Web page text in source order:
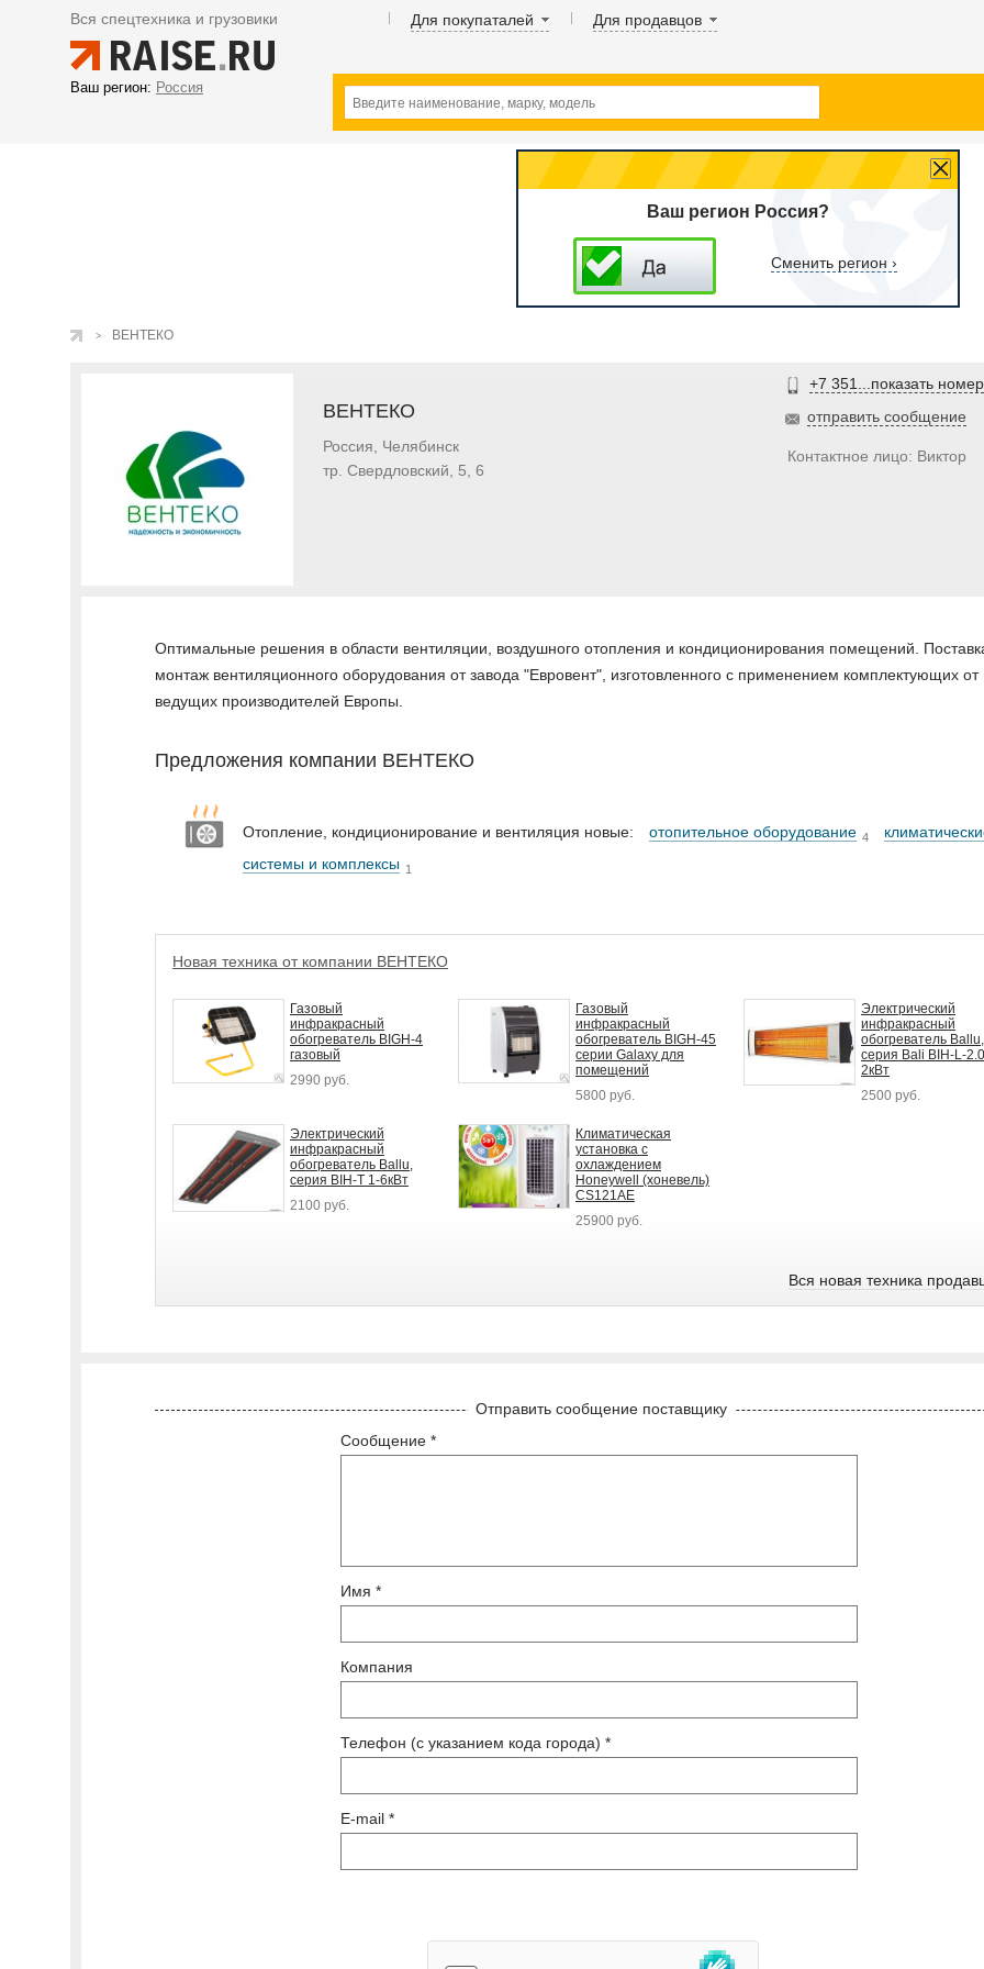
Вся спецтехника и грузовики Для покупаталей Для продавцов
Ваш регион: Россия
Ваш регион Россия?
Сменить регион ›
ВЕНТЕКО
ВЕНТЕКО
Россия, Челябинск
тр. Свердловский, 5, 6
+7 351...показать номер
отправить сообщение
Контактное лицо: Виктор
Оптимальные решения в области вентиляции, воздушного отопления и кондиционирования помещений.
монтаж вентиляционного оборудования от завода "Евровент", изготовленного с применением комплектующих от
ведущих производителей Европы.
Предложения компании ВЕНТЕКО
Отопление, кондиционирование и вентиляция новые: отопительное оборудование 4
системы и комплексы 1
Новая техника от компании ВЕНТЕКО
Газовый
инфракрасный
обогреватель BIGH-4
газовый
2990 руб.
Газовый
инфракрасный
обогреватель BIGH-45
серии Galaxy для
помещений
5800 руб.
Электрический
инфракрасный
обогреватель Ballu,
серия Bali BIH-L-2.0
2кВт
2500 руб.
Электрический
инфракрасный
обогреватель Ballu,
серия BIH-T 1-6кВт
2100 руб.
Климатическая
установка с
охлаждением
Honeywell (хоневель)
CS121AE
25900 руб.
Вся новая техника
Отправить сообщение поставщику
Сообщение *
Имя *
Компания
Телефон (с указанием кода города) *
E-mail *